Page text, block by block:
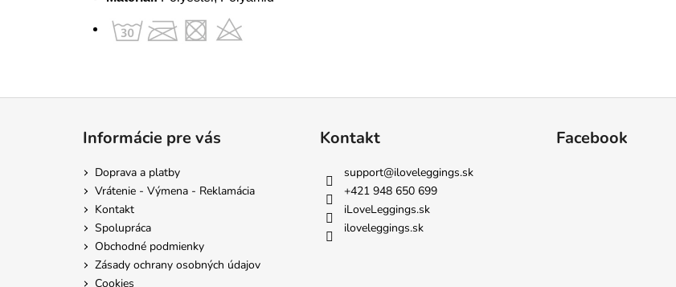
Informácie pre vás
Doprava a platby
Vrátenie - Výmena - Reklamácia
Kontakt
Spolupráca
Obchodné podmienky
Zásady ochrany osobných údajov
Cookies
Kontakt
support@iloveleggings.sk
+421 948 650 699
iLoveLeggings.sk
iloveleggings.sk
Facebook